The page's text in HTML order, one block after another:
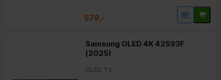
579,-
Samsung OLED 4K 42S93F
(2025)
OLED TV